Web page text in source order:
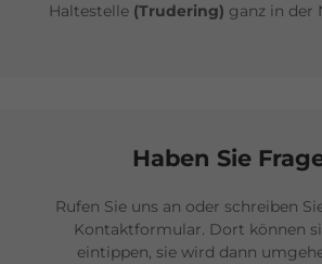
Haltestelle (Trudering) ganz in der
Haben Sie
Rufen Sie uns an oder schreiben
Kontaktformular. Dort können
eintippen, sie wird dann